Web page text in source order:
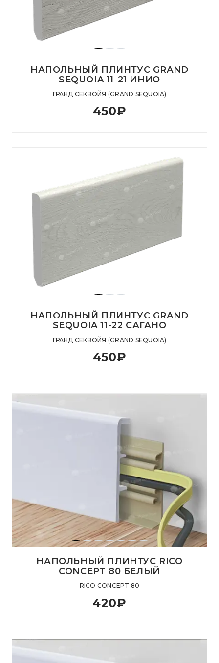
НАПОЛЬНЫЙ ПЛИНТУС GRAND
SEQUOIA 11-21 ИНИО
ГРАНД СЕКВОЙЯ (GRAND SEQUOIA)
450₽
НАПОЛЬНЫЙ ПЛИНТУС GRAND
SEQUOIA 11-22 САГАНО
ГРАНД СЕКВОЙЯ (GRAND SEQUOIA)
450₽
НАПОЛЬНЫЙ ПЛИНТУС RICO
CONCEPT 80 БЕЛЫЙ
RICO CONCEPT 80
420₽